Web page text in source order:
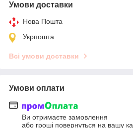
Умови доставки
Нова Пошта
Укрпошта
Всі умови доставки
Умови оплати
Ви отримаєте замовлення
або гроші повернуться на вашу